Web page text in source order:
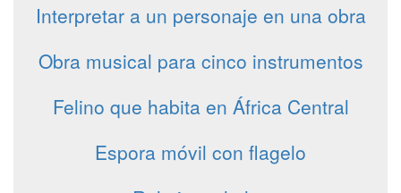
Interpretar a un personaje en una obra
Obra musical para cinco instrumentos
Felino que habita en África Central
Espora móvil con flagelo